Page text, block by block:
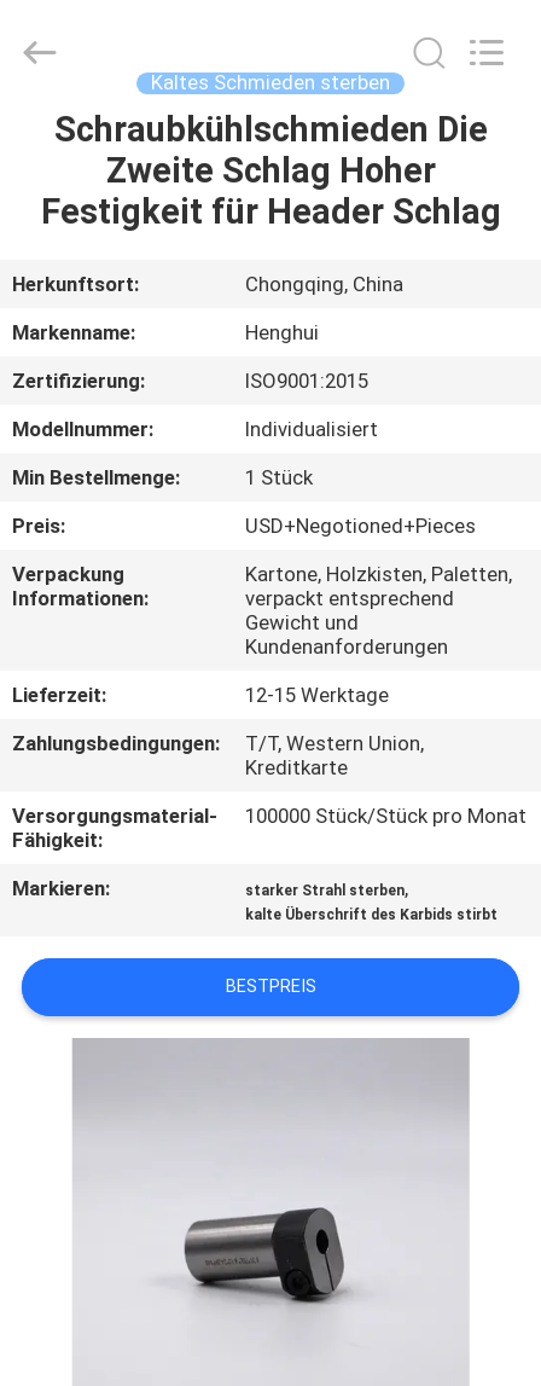
HAUS
PRODUKTE
VIDEOS
UNS
FABRIK-
AUSFLUG
QUALITÄTSKONTROLLE
SIE
MIT
IN
VERBINDUNG
NACHRICHTEN
FORDERN
DATENSCHUTZRICHTLINIE
Limited.
Kaltes Schmieden sterben
Schraubkühlschmieden Die
Zweite Schlag Hoher
Festigkeit für Header Schlag
Herkunftsort:
Chongqing, China
Markenname:
Henghui
Zertifizierung:
ISO9001:2015
Modellnummer:
Individualisiert
Min Bestellmenge:
1 Stück
Preis:
USD+Negotioned+Pieces
Verpackung
Informationen:
Kartone, Holzkisten, Paletten,
verpackt entsprechend
Gewicht und
Kundenanforderungen
Lieferzeit:
12-15 Werktage
Zahlungsbedingungen:
T/T, Western Union,
Kreditkarte
Versorgungsmaterial-
Fähigkeit:
100000 Stück/Stück pro Monat
Markieren: starker Strahl sterben,
kalte Überschrift des Karbids stirbt
BESTPREIS